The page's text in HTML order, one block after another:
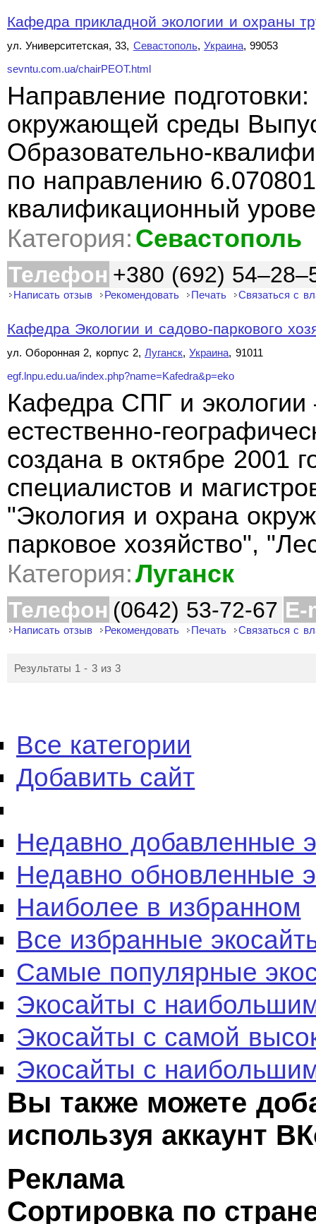
Кафедра прикладной экологии и охраны
ул. Университетская, 33, Севастополь, Украина, 99053
sevntu.com.ua/chairPEOT.html
Направление
окружающей среды
Образовательно-
по направлению
квалификационный
Категория: Севастополь
Телефон +380 (692)
Написать отзыв Рекомендовать Печать Связаться с
Кафедра Экологии и садово-паркового
ул. Оборонная 2, корпус 2,Луганск,Украина, 91011
egf.lnpu.edu.ua/index.php?name=Kafedra&p=eko
Кафедра СПГ и
естественно-
создана в октябре 2001
специалистов и
"Экология и охрана
парковое хозяйство",
Категория:Луганск
Телефон (0642) 53-72-67 E-
Написать отзыв Рекомендовать Печать Связаться с
Результаты 1 - 3 из 3
Все категории
Добавить сайт
Недавно добавленные
Недавно обновленные
Наиболее в избранном
Все избранные
Самые популярные
Экосайты с
Экосайты с самой
Экосайты с
Вы также можете
используя аккаунт
Реклама
Сортировка по